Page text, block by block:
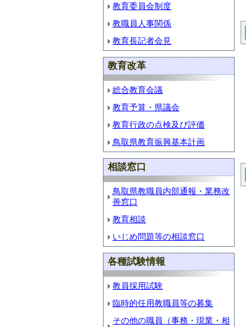
教育委員会制度
教職員人事関係
教育長記者会見
教育改革
総合教育会議
教育予算・県議会
教育行政の点検及び評価
鳥取県教育振興基本計画
相談窓口
鳥取県教職員内部通報・業務改
善窓口
教育相談
いじめ問題等の相談窓口
各種試験情報
教員採用試験
臨時的任用教職員等の募集
その他の職員（事務・現業・相